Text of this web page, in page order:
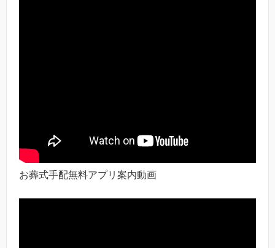
お葬式手配無料アプリ案内動画